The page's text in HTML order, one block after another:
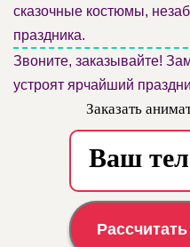
сказочные костюмы,
праздника.
Звоните, заказывайте!
устроят ярчайший
Заказать